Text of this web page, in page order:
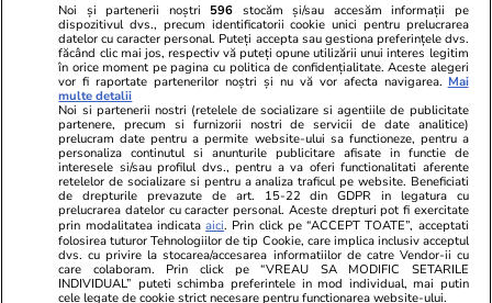
Imagine din satelit difuzată de Maxar Technologies, cu
un avion de luptă MiG-31 distrus la baza aeriană
Belbek din apropiere de Sevastopol, Crimeea Foto:
Profimedia
Mai multe detalii și imagini:Dezastrul
Noi și partenerii noștri 596 stocăm și/sau accesăm informații pe
dispozitivul dvs., precum identificatorii cookie unici pentru prelucrarea
datelor cu caracter personal. Puteți accepta sau gestiona preferințele dvs.
făcând clic mai jos, respectiv vă puteți opune utilizării unui interes legitim
în orice moment pe pagina cu politica de confidențialitate. Aceste alegeri
vor fi raportate partenerilor noștri și nu vă vor afecta navigarea. Mai
multe detalii
Noi si partenerii nostri (retelele de socializare si agentiile de publicitate
partenere, precum si furnizorii nostri de servicii de date analitice)
prelucram date pentru a permite website-ului sa functioneze, pentru a
personaliza continutul si anunturile publicitare afisate in functie de
interesele si/sau profilul dvs., pentru a va oferi functionalitati aferente
retelelor de socializare si pentru a analiza traficul pe website. Beneficiati
de drepturile prevazute de art. 15-22 din GDPR in legatura cu
prelucrarea datelor cu caracter personal. Aceste drepturi pot fi exercitate
prin modalitatea indicataaici. Prin click pe “ACCEPT TOATE”, acceptati
folosirea tuturor Tehnologiilor de tip Cookie, care implica inclusiv acceptul
dvs. cu privire la stocarea/accesarea informatiilor de catre Vendor-ii cu
care colaboram. Prin click pe “VREAU SA MODIFIC SETARILE
INDIVIDUAL” puteti schimba preferintele in mod individual, mai putin
cele legate de cookie strict necesare pentru functionarea website-ului.